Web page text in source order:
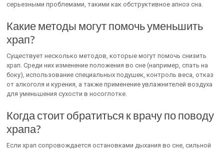
серьезными проблемами, такими как обструктивное апноэ сна.
Какие методы могут помочь уменьшить
храп?
Существует несколько методов, которые могут помочь снизить
храп. Среди них изменение положения во сне (например, спать на
боку), использование специальных подушек, контроль веса, отказ
от алкоголя и курения, а также применение увлажнителей воздуха
для уменьшения сухости в носоглотке.
Когда стоит обратиться к врачу по поводу
храпа?
Если храп сопровождается остановками дыхания во сне, сильной